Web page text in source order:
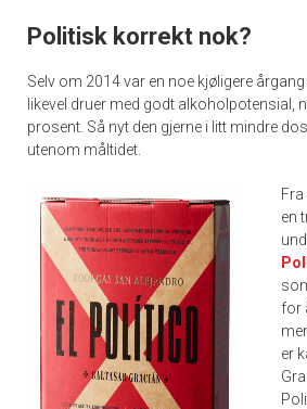
Politisk korrekt nok?
Selv om 2014 var en noe kjøligere
likevel druer med godt alkoholpotensial,
prosent. Så nyt den gjerne i litt mindre
utenom måltidet.
en
for
er